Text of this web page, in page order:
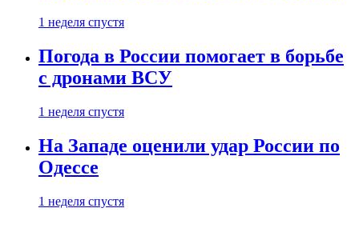
1 неделя спустя
Погода в России помогает в борьбе
с дронами ВСУ
1 неделя спустя
На Западе оценили удар России по
Одессе
1 неделя спустя